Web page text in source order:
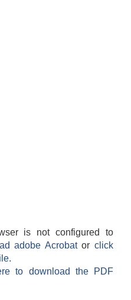
is not configured to
adobe Acrobatorclick
to download the PDF